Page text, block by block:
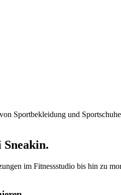
Sportbekleidung und
Sneakin.
im Fitnessstudio bis hin zu